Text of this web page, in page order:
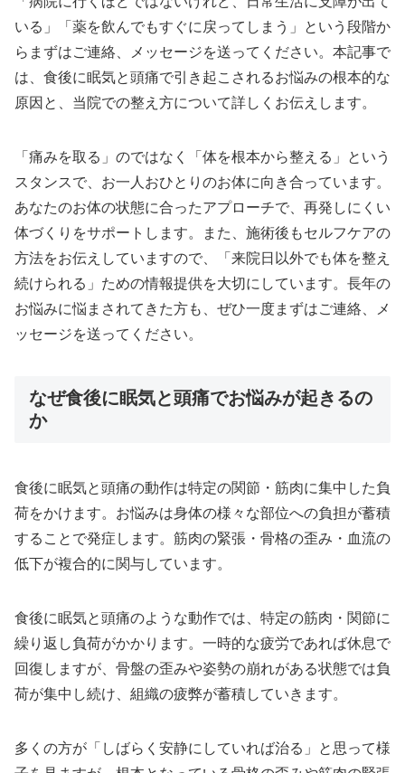
いる」「薬を飲んでもすぐに戻ってしまう」という段階か
らまずはご連絡、メッセージを送ってください。本記事で
は、食後に眠気と頭痛で引き起こされるお悩みの根本的な
原因と、当院での整え方について詳しくお伝えします。
「痛みを取る」のではなく「体を根本から整える」という
スタンスで、お一人おひとりのお体に向き合っています。
あなたのお体の状態に合ったアプローチで、再発しにくい
体づくりをサポートします。また、施術後もセルフケアの
方法をお伝えしていますので、「来院日以外でも体を整え
続けられる」ための情報提供を大切にしています。長年の
お悩みに悩まされてきた方も、ぜひ一度まずはご連絡、メ
ッセージを送ってください。
なぜ食後に眠気と頭痛でお悩みが起きるの
か
食後に眠気と頭痛の動作は特定の関節・筋肉に集中した負
荷をかけます。お悩みは身体の様々な部位への負担が蓄積
することで発症します。筋肉の緊張・骨格の歪み・血流の
低下が複合的に関与しています。
食後に眠気と頭痛のような動作では、特定の筋肉・関節に
繰り返し負荷がかかります。一時的な疲労であれば休息で
回復しますが、骨盤の歪みや姿勢の崩れがある状態では負
荷が集中し続け、組織の疲弊が蓄積していきます。
多くの方が「しばらく安静にしていれば治る」と思って様